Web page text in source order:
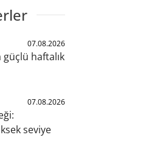
07.08.2026
haftalık
07.08.2026
seviye